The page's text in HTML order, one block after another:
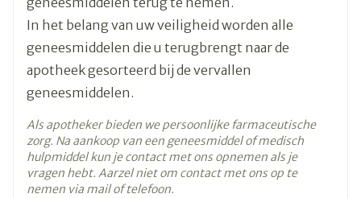
Behoud
Kamertemperatuur (15°C -
25°C)
In het belang van uw veiligheid worden alle
geneesmiddelen die u terugbrengt naar de
apotheek gesorteerd bij de vervallen
geneesmiddelen.
Als apotheker bieden we persoonlijke farmaceutische
zorg. Na aankoop van een geneesmiddel of medisch
hulpmiddel kun je contact met ons opnemen als je
vragen hebt. Aarzel niet om contact met ons op te
nemen via mail of telefoon.